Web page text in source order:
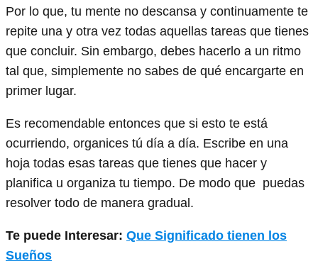
Por lo que, tu mente no descansa y continuamente te
repite una y otra vez todas aquellas tareas que tienes
que concluir. Sin embargo, debes hacerlo a un ritmo
tal que, simplemente no sabes de qué encargarte en
primer lugar.
Es recomendable entonces que si esto te está
ocurriendo, organices tú día a día. Escribe en una
hoja todas esas tareas que tienes que hacer y
planifica u organiza tu tiempo. De modo que puedas
resolver todo de manera gradual.
Te puede Interesar: Que Significado tienen los
Sueños